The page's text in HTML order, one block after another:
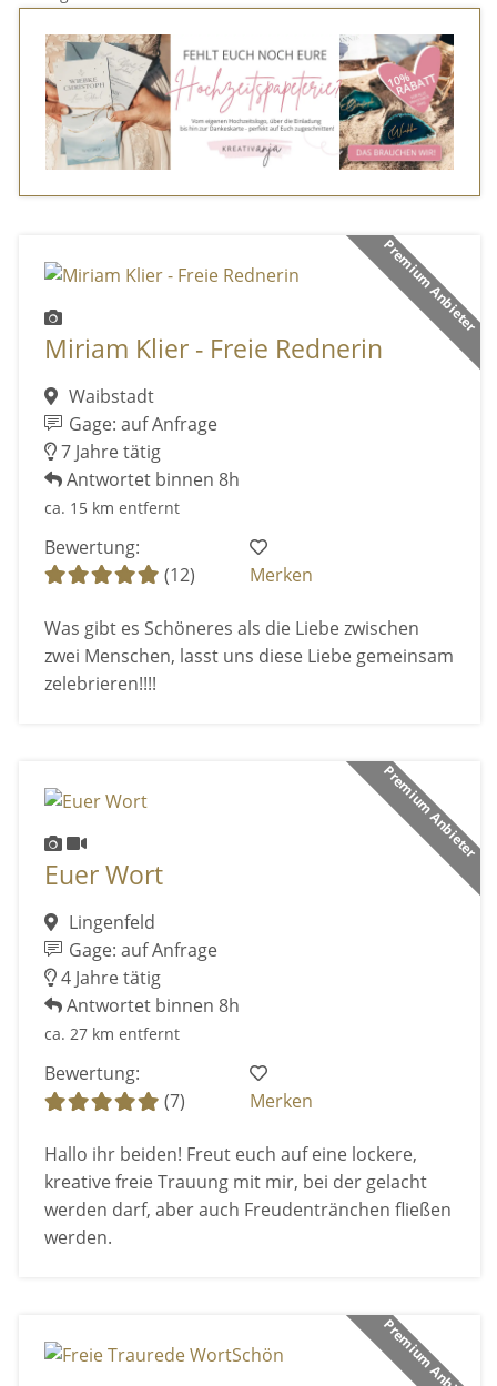
Premium Anbieter
Miriam Klier - Freie Rednerin
Waibstadt
Gage: auf Anfrage
7 Jahre tätig
Antwortet binnen 8h
ca. 15 km entfernt
Bewertung:
(12)
Merken
Was gibt es Schöneres als die Liebe zwischen
zwei Menschen, lasst uns diese Liebe gemeinsam
zelebrieren!!!!
Premium Anbieter
Euer Wort
Lingenfeld
Gage: auf Anfrage
4 Jahre tätig
Antwortet binnen 8h
ca. 27 km entfernt
Bewertung:
(7)
Merken
Hallo ihr beiden! Freut euch auf eine lockere,
kreative freie Trauung mit mir, bei der gelacht
werden darf, aber auch Freudentränchen fließen
werden.
Premium Anbieter